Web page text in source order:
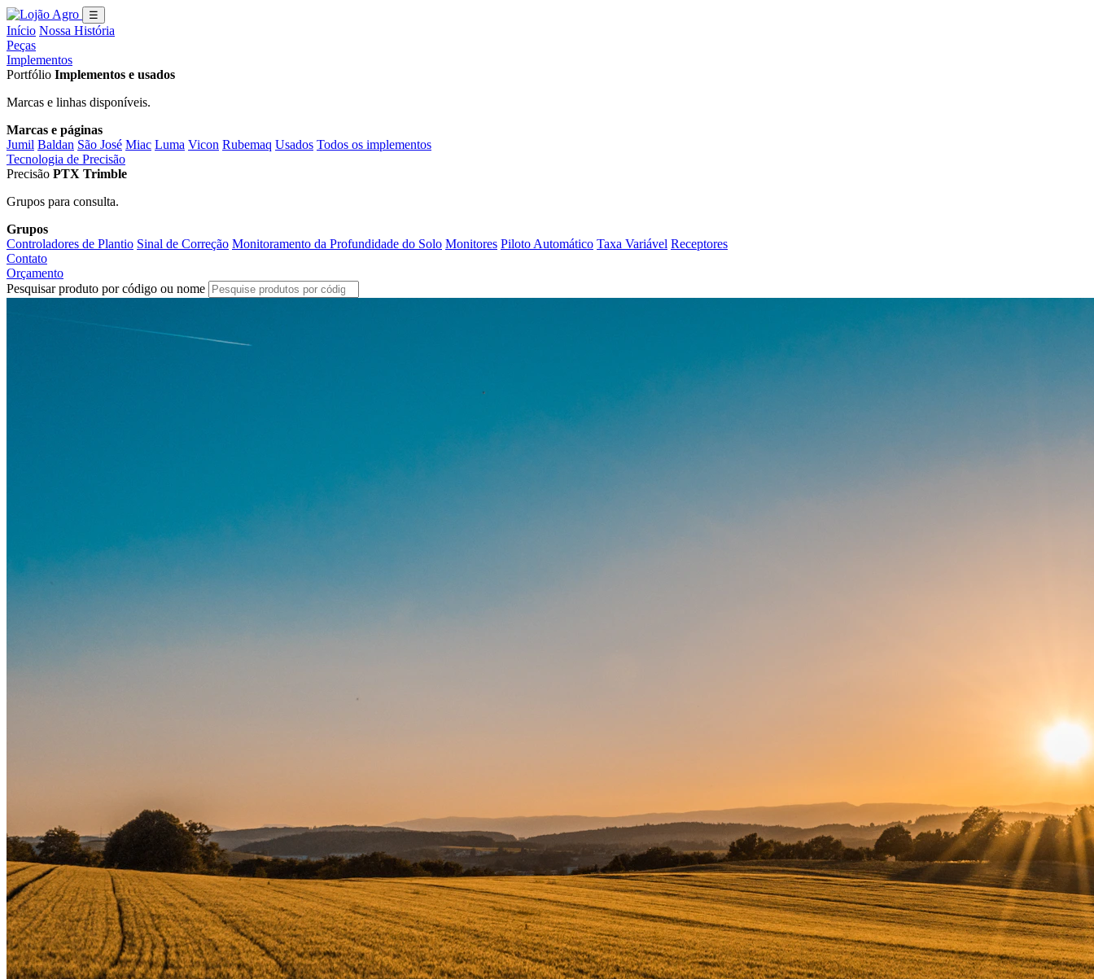
☰
Início Nossa História
Peças
Implementos
Portfólio Implementos e usados
Marcas e linhas disponíveis.
Marcas e páginas
Jumil Baldan São José Miac Luma Vicon Rubemaq Usados Todos os implementos
Tecnologia de Precisão
Precisão PTX Trimble
Grupos para consulta.
Grupos
Controladores de Plantio Sinal de Correção Monitoramento da Profundidade do Solo Monitores Piloto Automático Taxa Variável Receptores
Contato
Orçamento
Pesquisar produto por código ou nome